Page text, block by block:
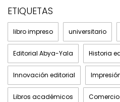
ETIQUETAS
libro impreso universitario
Editorial Abya-Yala Historia
Innovación editorial
Libros académicos